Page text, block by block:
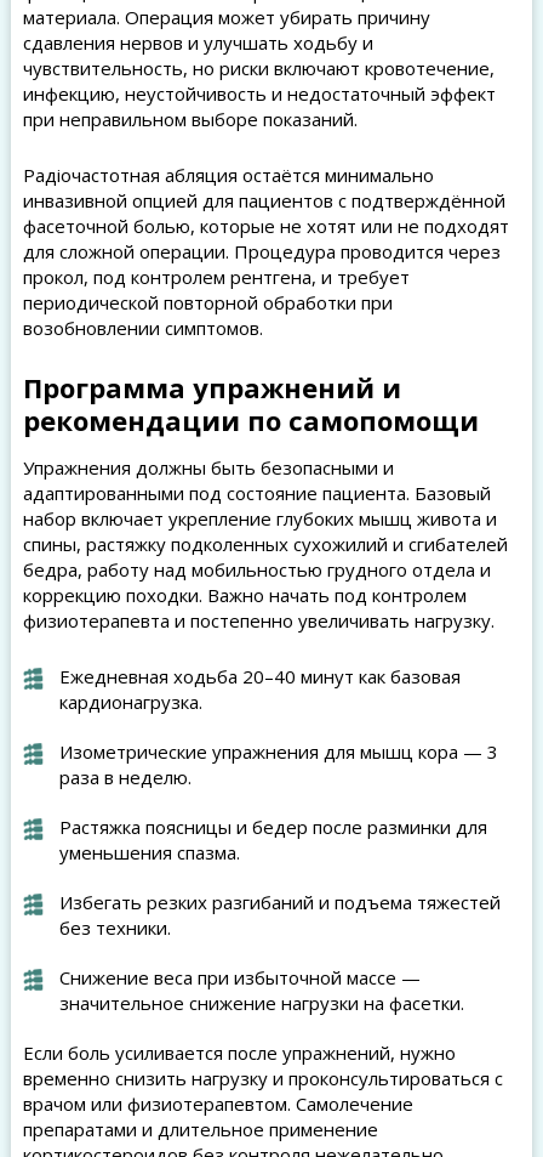
материала. Операция может убирать причину
сдавления нервов и улучшать ходьбу и
чувствительность, но риски включают кровотечение,
инфекцию, неустойчивость и недостаточный эффект
при неправильном выборе показаний.
Радіочастотная абляция остаётся минимально
инвазивной опцией для пациентов с подтверждённой
фасеточной болью, которые не хотят или не подходят
для сложной операции. Процедура проводится через
прокол, под контролем рентгена, и требует
периодической повторной обработки при
возобновлении симптомов.
Программа упражнений и
рекомендации по самопомощи
Упражнения должны быть безопасными и
адаптированными под состояние пациента. Базовый
набор включает укрепление глубоких мышц живота и
спины, растяжку подколенных сухожилий и сгибателей
бедра, работу над мобильностью грудного отдела и
коррекцию походки. Важно начать под контролем
физиотерапевта и постепенно увеличивать нагрузку.
Ежедневная ходьба 20–40 минут как базовая
кардионагрузка.
Изометрические упражнения для мышц кора — 3
раза в неделю.
Растяжка поясницы и бедер после разминки для
уменьшения спазма.
Избегать резких разгибаний и подъема тяжестей
без техники.
Снижение веса при избыточной массе —
значительное снижение нагрузки на фасетки.
Если боль усиливается после упражнений, нужно
временно снизить нагрузку и проконсультироваться с
врачом или физиотерапевтом. Самолечение
препаратами и длительное применение